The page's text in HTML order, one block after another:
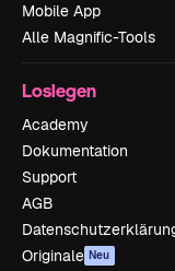
Mobile App
Alle Magnific-Tools
Loslegen
Academy
Dokumentation
Support
AGB
Originale Neu